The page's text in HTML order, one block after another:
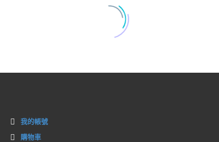
我的帳號
購物車